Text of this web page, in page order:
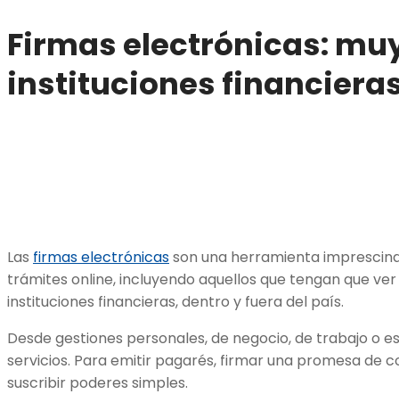
Firmas electrónicas:
instituciones
Las firmas electrónicasson una herramienta
trámites online, incluyendo aquellos que tengan que
instituciones financieras, dentro y fuera del país.
Desde gestiones personales, de negocio, de trabajo o
servicios. Para emitir pagarés, firmar una promesa de
suscribir poderes simples.